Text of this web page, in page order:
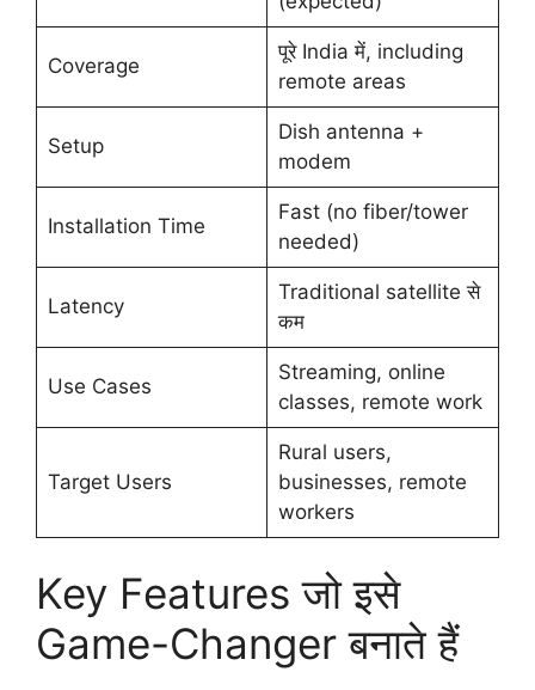
Coverage
पूरे India में, including
remote areas
Setup
Dish antenna +
modem
Installation Time
Fast (no fiber/tower
needed)
Latency
Traditional satellite से
कम
Use Cases
Streaming, online
classes, remote work
Target Users
Rural users,
businesses, remote
workers
Key Features जो इसे
Game-Changer बनाते हैं